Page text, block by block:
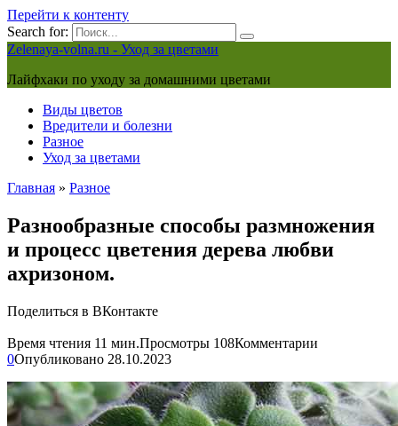
Перейти к контенту
Search for:
Zelenaya-volna.ru - Уход за цветами
Лайфхаки по уходу за домашними цветами
Виды цветов
Вредители и болезни
Разное
Уход за цветами
Главная » Разное
Разнообразные способы размножения
и процесс цветения дерева любви
ахризоном.
Поделиться в ВКонтакте
Время чтения 11 мин.Просмотры 108Комментарии
0Опубликовано 28.10.2023